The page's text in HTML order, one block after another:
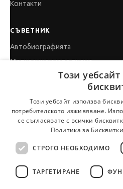
Контакти
СЪВЕТНИК
Автобиографията
Мотивационното писмо
Интервю за работа
Когато получим оферта
Препоръки
Vihra AI
За новодошли
Този
Този уебсайт използва
потребителското изживяване.
се съгласявате с всички
Политика за
СТРОГО НЕОБХОДИМО
ТАРГЕТИРАНЕ